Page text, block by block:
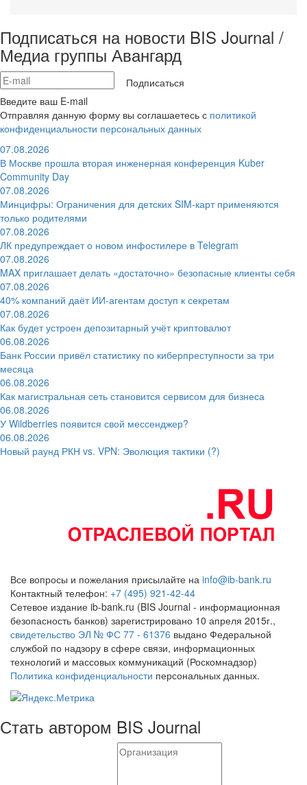
Подписаться на новости BIS Journal /
Медиа группы Авангард
Подписаться
Введите ваш E-mail
Отправляя данную форму вы соглашаетесь с политикой
конфиденциальности персональных данных
07.08.2026
В Москве прошла вторая инженерная конференция Kuber
Community Day
07.08.2026
Минцифры: Ограничения для детских SIM-карт применяются
только родителями
07.08.2026
ЛК предупреждает о новом инфостилере в Telegram
07.08.2026
MAX приглашает делать «достаточно» безопасные клиенты себя
07.08.2026
40% компаний даёт ИИ‑агентам доступ к секретам
07.08.2026
Как будет устроен депозитарный учёт криптовалют
06.08.2026
Банк России привёл статистику по киберпреступности за три
месяца
06.08.2026
Как магистральная сеть становится сервисом для бизнеса
06.08.2026
У Wildberries появится свой мессенджер?
06.08.2026
Новый раунд РКН vs. VPN: Эволюция тактики (?)
Все вопросы и пожелания присылайте на info@ib-bank.ru
Контактный телефон: +7 (495) 921-42-44
Сетевое издание ib-bank.ru (BIS Journal - информационная
безопасность банков) зарегистрировано 10 апреля 2015г.,
свидетельство ЭЛ № ФС 77 - 61376 выдано Федеральной
службой по надзору в сфере связи, информационных
технологий и массовых коммуникаций (Роскомнадзор)
Политика конфиденциальности персональных данных.
Стать автором BIS Journal